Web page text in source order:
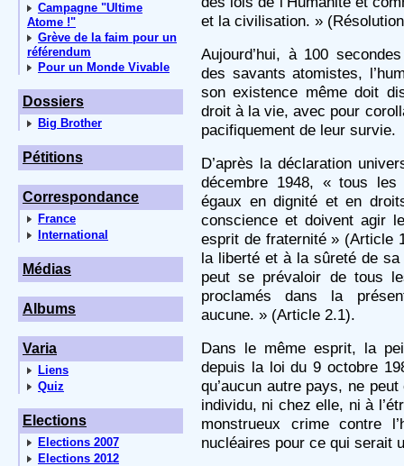
Campagne "Ultime
Atome !"
Grève de la faim pour un
référendum
Pour un Monde Vivable
Dossiers
Big Brother
Pétitions
Correspondance
France
International
Médias
Albums
Varia
Liens
Quiz
Elections
Elections 2007
Elections 2012
et la civilisation. »
Aujourd’hui, à 100
des savants atomistes,
son existence même doit
droit à la vie, avec pour
pacifiquement de leur survie.
D’après la déclaration
décembre 1948, « tous
égaux en dignité et en
conscience et doivent agir
esprit de fraternité » (Article
la liberté et à la sûreté de
peut se prévaloir de tous
proclamés dans la
aucune. » (Article 2.1).
Dans le même esprit, la
depuis la loi du 9 octobre
qu’aucun autre pays, ne
individu, ni chez elle, ni à
monstrueux crime contre
nucléaires pour ce qui serait